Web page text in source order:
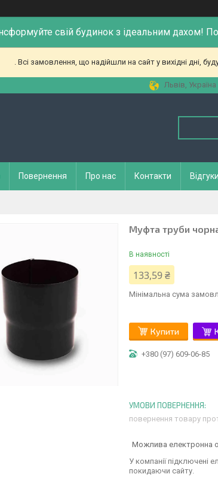
свій будинок з ідеальним дахом!
. Всі замовлення, що надійшли на сайт у вихідні дні,
Львів, Україна
Повернення Про нас Контакти Відгуки
Муфта труби
В наявності
133,59 ₴
Мінімальна сума
Купити
+380 (97) 609-06-85
повернення товару
У компанії підключені
покидаючи сайту.